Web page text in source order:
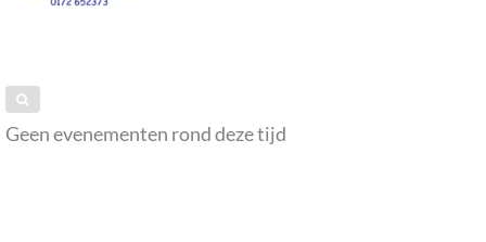
Geen evenementen rond deze tijd